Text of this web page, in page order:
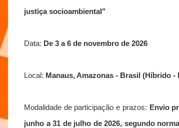
justiça socioambiental"
Data: De 3 a 6 de novembro de 2026
Local: Manaus, Amazonas - Brasil (Híbrido -
Modalidade de participação e prazos: Envio
junho a 31 de julho de 2026, segundo